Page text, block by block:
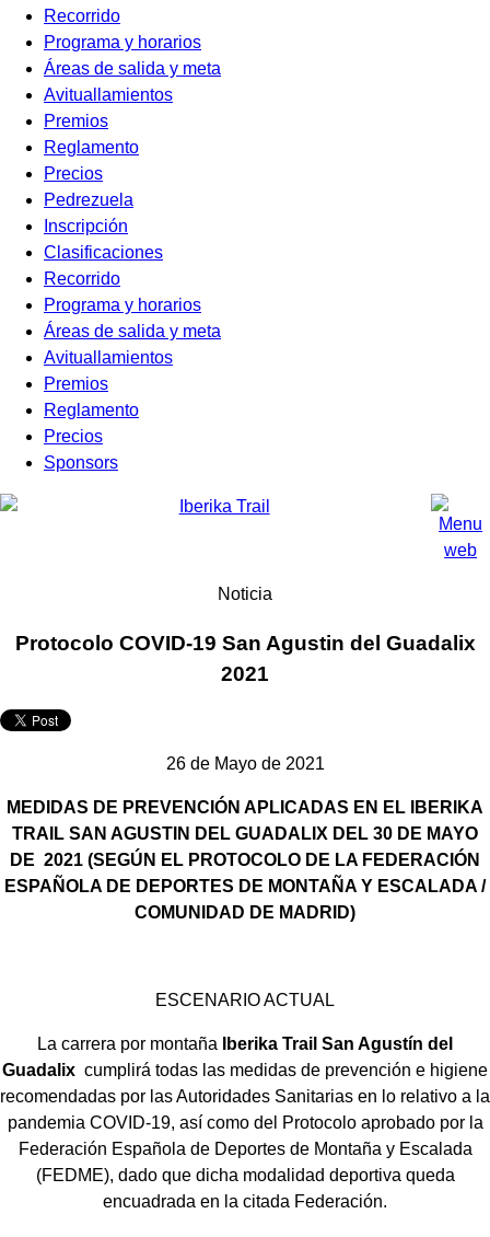
Recorrido
Programa y horarios
Áreas de salida y meta
Avituallamientos
Premios
Reglamento
Precios
Pedrezuela
Inscripción
Clasificaciones
Recorrido
Programa y horarios
Áreas de salida y meta
Avituallamientos
Premios
Reglamento
Precios
Sponsors
Noticia
Protocolo COVID-19 San Agustin del Guadalix
2021
26 de Mayo de 2021
MEDIDAS DE PREVENCIÓN APLICADAS EN EL IBERIKA
TRAIL SAN AGUSTIN DEL GUADALIX DEL 30 DE MAYO
DE 2021 (SEGÚN EL PROTOCOLO DE LA FEDERACIÓN
ESPAÑOLA DE DEPORTES DE MONTAÑA Y ESCALADA /
COMUNIDAD DE MADRID)
ESCENARIO ACTUAL
La carrera por montaña
Iberika Trail San Agustín del
Guadalix cumplirá todas las medidas de prevención e higiene
recomendadas por las Autoridades Sanitarias en lo relativo a la
pandemia COVID-19, así como del Protocolo aprobado por la
Federación Española de Deportes de Montaña y Escalada
(FEDME), dado que dicha modalidad deportiva queda
encuadrada en la citada Federación.